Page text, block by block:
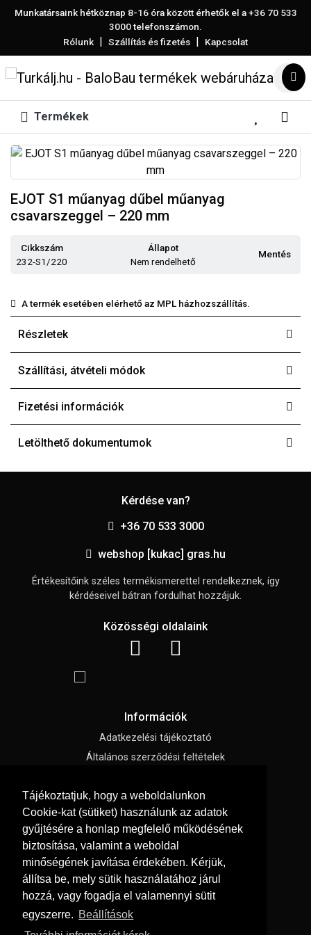
Tájékoztatjuk, hogy a weboldalunkon
Cookie-kat (sütiket) használunk az adatok
gyűjtésére a honlap megfelelő működésének
biztosítása, valamint a weboldal
minőségének javítása érdekében. Kérjük,
állítsa be, mely sütik használatához járul
hozzá, vagy fogadja el valamennyi sütit
egyszerre. Beállítások
Munkatársaink hétköznap 8-16 óra között érhetők el a+36 70 533
3000telefonszámon.
Rólunk | Szállítás és fizetés | Kapcsolat
Termékek
EJOT S1 műanyag dűbel műanyag
csavarszeggel – 220 mm
Cikkszám
232-S1/220
Állapot
Nem rendelhető
Mentés
A termék esetében elérhető az MPL házhozszállítás.
Részletek
Szállítási, átvételi módok
Fizetési információk
Letölthető dokumentumok
Kérdése van?
+36 70 533 3000
webshop [kukac] gras.hu
Értékesítőink széles termékismerettel rendelkeznek, így
kérdéseivel bátran fordulhat hozzájuk.
Közösségi oldalaink
Információk
Adatkezelési tájékoztató
Általános szerződési feltételek
Süti beállítások
Menü
Hírek, cikkek
Kapcsolat
Letölthető katalógusok